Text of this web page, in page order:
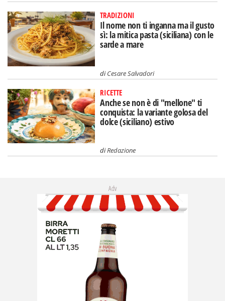
TRADIZIONI
Il nome non ti inganna ma il gusto
sì: la mitica pasta (siciliana) con le
sarde a mare
diCesare Salvadori
RICETTE
Anche se non è di "mellone" ti
conquista: la variante golosa del
dolce (siciliano) estivo
diRedazione
Adv